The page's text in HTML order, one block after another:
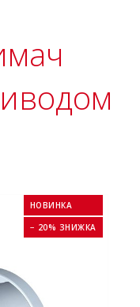
НОВИНКА
− 20% ЗНИЖКА